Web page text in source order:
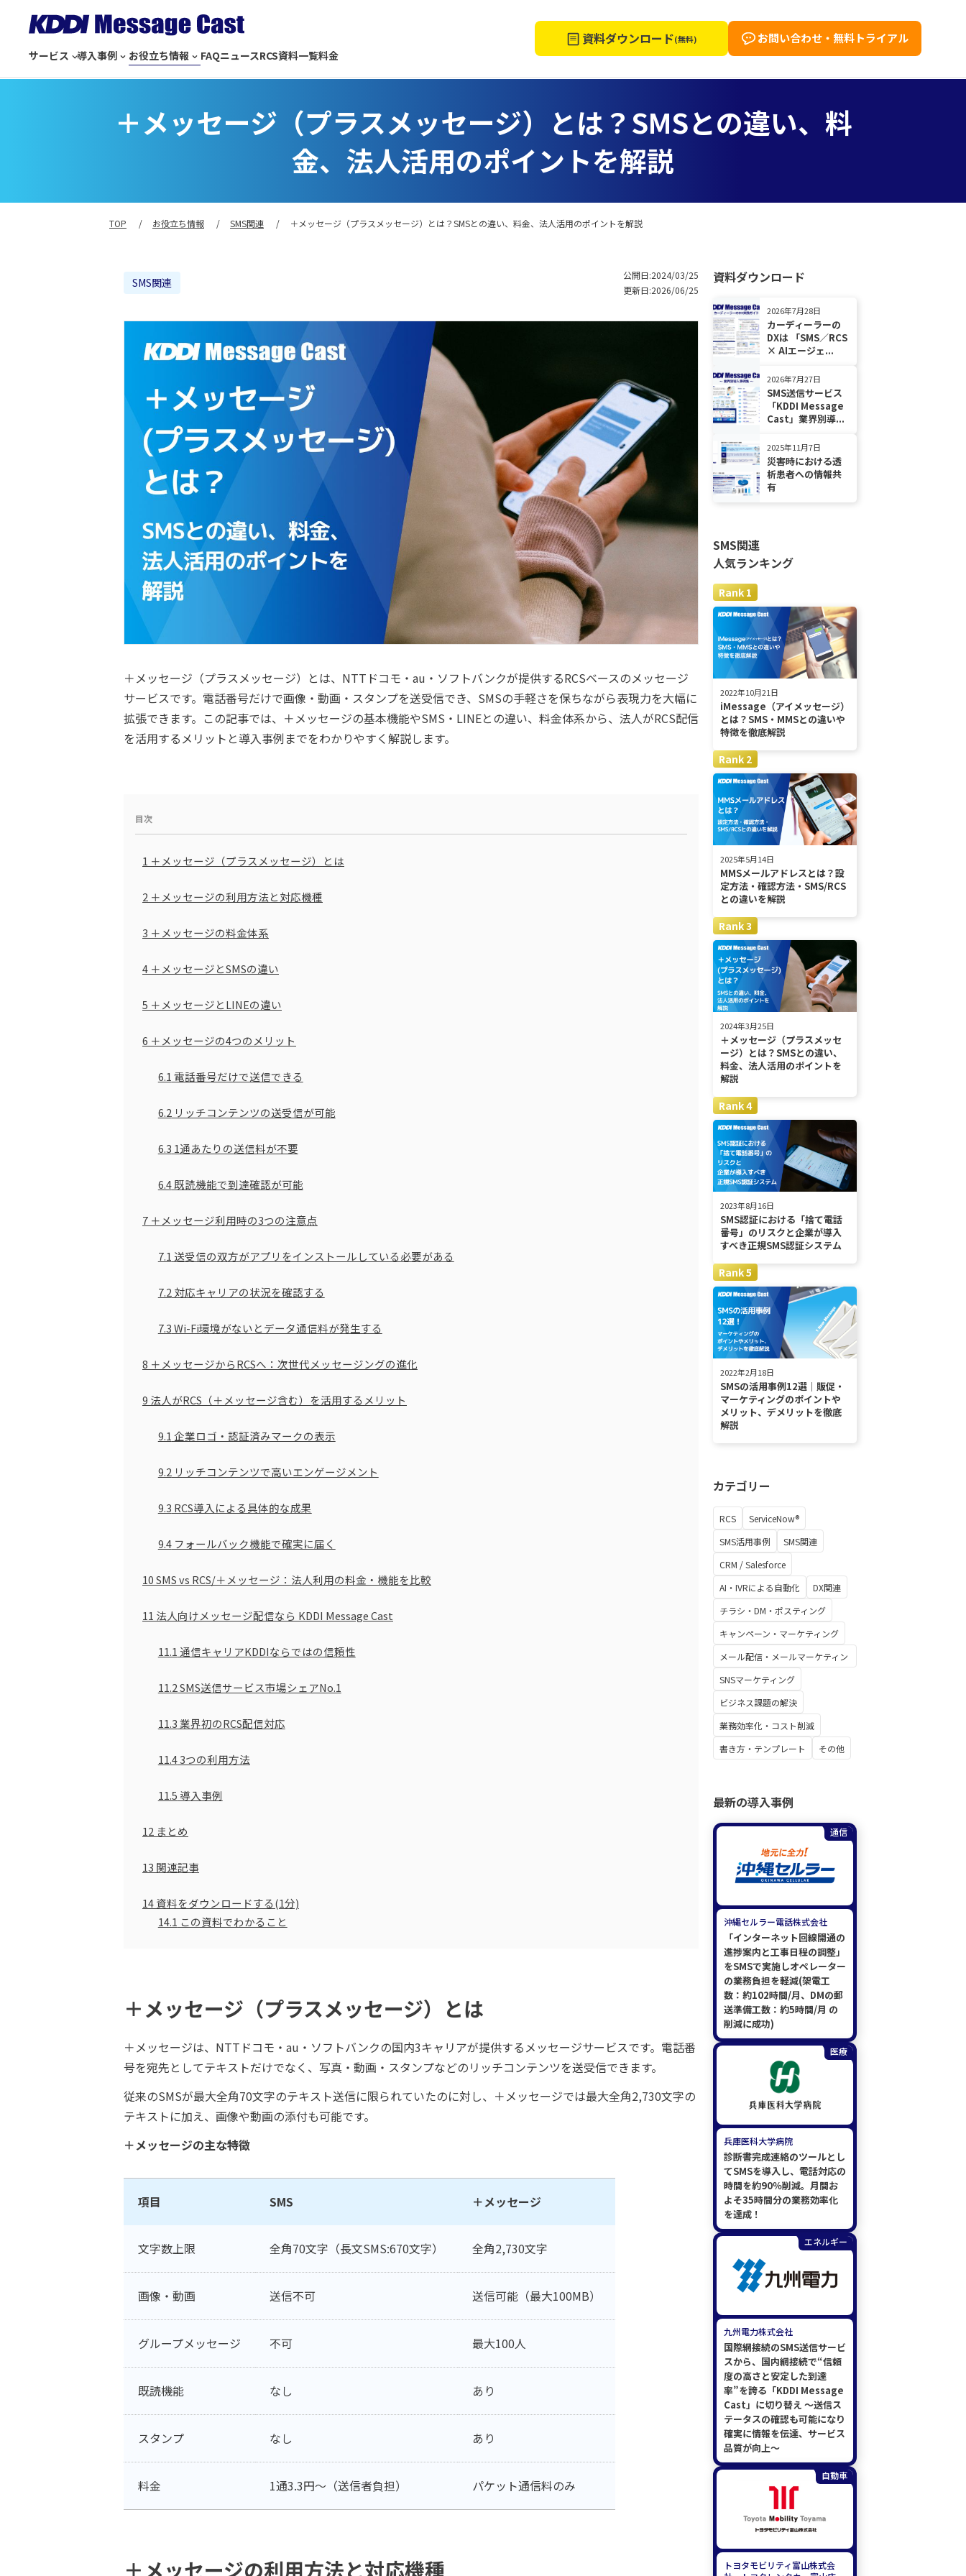
サービス 導入事例 お役立ち情報 FAQニュースRCS資料一覧料金
資料ダウンロード(無料) お問い合わせ・無料トライアル
＋メッセージ（プラスメッセージ）とは？SMSとの違い、料
金、法人活用のポイントを解説
TOP お役立ち情報 SMS関連 ＋メッセージ（プラスメッセージ）とは？SMSとの違い、料金、法人活用のポイントを解説
SMS関連
公開日:2024/03/25
更新日:2026/06/25
＋メッセージ（プラスメッセージ）とは、NTTドコモ・au・ソフトバンクが提供するRCSベースのメッセージ
サービスです。電話番号だけで画像・動画・スタンプを送受信でき、SMSの手軽さを保ちながら表現力を大幅に
拡張できます。この記事では、＋メッセージの基本機能やSMS・LINEとの違い、料金体系から、法人がRCS配信
を活用するメリットと導入事例までをわかりやすく解説します。
目次
1 ＋メッセージ（プラスメッセージ）とは
2 ＋メッセージの利用方法と対応機種
3 ＋メッセージの料金体系
4 ＋メッセージとSMSの違い
5 ＋メッセージとLINEの違い
6 ＋メッセージの4つのメリット
6.1 電話番号だけで送信できる
6.2 リッチコンテンツの送受信が可能
6.3 1通あたりの送信料が不要
6.4既読機能で到達確認が可能
7 ＋メッセージ利用時の3つの注意点
7.1 送受信の双方がアプリをインストールしている必要がある
7.2 対応キャリアの状況を確認する
7.3Wi-Fi環境がないとデータ通信料が発生する
8 ＋メッセージからRCSへ：次世代メッセージングの進化
9 法人がRCS（＋メッセージ含む）を活用するメリット
9.1 企業ロゴ・認証済みマークの表示
9.2 リッチコンテンツで高いエンゲージメント
9.3 RCS導入による具体的な成果
9.4フォールバック機能で確実に届く
10SMS vs RCS/＋メッセージ：法人利用の料金・機能を比較
11 法人向けメッセージ配信なら KDDI Message Cast
11.1 通信キャリアKDDIならではの信頼性
11.2SMS送信サービス市場シェアNo.1
11.3業界初のRCS配信対応
11.43つの利用方法
11.5 導入事例
12 まとめ
13 関連記事
14資料をダウンロードする(1分)
14.1 この資料でわかること
＋メッセージ（プラスメッセージ）とは
＋メッセージは、NTTドコモ・au・ソフトバンクの国内3キャリアが提供するメッセージサービスです。電話番
号を宛先としてテキストだけでなく、写真・動画・スタンプなどのリッチコンテンツを送受信できます。
従来のSMSが最大全角70文字のテキスト送信に限られていたのに対し、＋メッセージでは最大全角2,730文字の
テキストに加え、画像や動画の添付も可能です。
＋メッセージの主な特徴
項目 SMS ＋メッセージ
文字数上限 全角70文字（長文SMS:670文字） 全角2,730文字
画像・動画 送信不可 送信可能（最大100MB）
グループメッセージ 不可 最大100人
既読機能 なし あり
スタンプ なし あり
料金 1通3.3円～（送信者負担） パケット通信料のみ
＋メッセージの利用方法と対応機種
資料ダウンロード
2026年7月28日
カーディーラーの
DXは 「SMS／RCS
× AIエージェ...
2026年7月27日
SMS送信サービス
「KDDI Message
Cast」業界別導...
2025年11月7日
災害時における透
析患者への情報共
有
SMS関連
人気ランキング
2022年10月21日
iMessage（アイメッセージ）
とは？SMS・MMSとの違いや
特徴を徹底解説
2025年5月14日
MMSメールアドレスとは？設
定方法・確認方法・SMS/RCS
との違いを解説
2024年3月25日
＋メッセージ（プラスメッセ
ージ）とは？SMSとの違い、
料金、法人活用のポイントを
解説
2023年8月16日
SMS認証における「捨て電話
番号」のリスクと企業が導入
すべき正規SMS認証システム
2022年2月18日
SMSの活用事例12選｜販促・
マーケティングのポイントや
メリット、デメリットを徹底
解説
カテゴリー
RCS
ServiceNow®
SMS活用事例
SMS関連
CRM / Salesforce
AI・IVRによる自動化
DX関連
チラシ・DM・ポスティング
キャンペーン・マーケティング
メール配信・メールマーケティン
グ
SNSマーケティング
ビジネス課題の解決
業務効率化・コスト削減
書き方・テンプレート
その他
最新の導入事例
通信
沖縄セルラー電話株式会社
「インターネット回線開通の
進捗案内と工事日程の調整」
をSMSで実施しオペレーター
の業務負担を軽減(架電工
数：約102時間/月、DMの郵
送準備工数：約5時間/月 の
削減に成功)
医療
兵庫医科大学病院
診断書完成連絡のツールとし
てSMSを導入し、電話対応の
時間を約90％削減。月間お
よそ35時間分の業務効率化
を達成！
エネルギー
九州電力株式会社
国際網接続のSMS送信サービ
スから、国内網接続で“信頼
度の高さと安定した到達
率”を誇る「KDDI Message
Cast」に切り替え ～送信ス
テータスの確認も可能になり
確実に情報を伝達、サービス
品質が向上～
自動車
トヨタモビリティ富山株式会